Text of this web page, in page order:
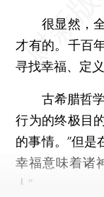
很显然，全
才有的。千百
寻找幸福、定
古希腊哲学
行为的终极目
的事情。”但是
幸福意味着诸
人”。